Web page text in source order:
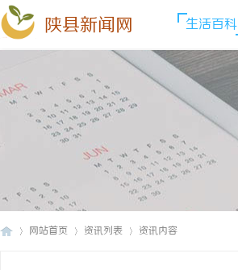
陕县新闻网 生活百科
网站首页 资讯列表 资讯内容